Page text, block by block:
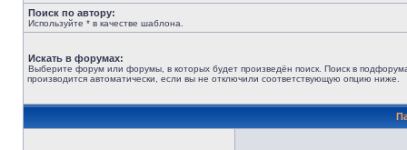
Поиск по автору:
Используйте * в качестве шаблона.
Искать в форумах:
Выберите форум или форумы, в которых будет произведён поиск. Поиск в
производится автоматически, если вы не отключили соответствующую опцию ниже.